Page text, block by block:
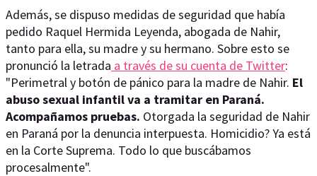
Además, se dispuso medidas de seguridad que había
pedido Raquel Hermida Leyenda, abogada de Nahir,
tanto para ella, su madre y su hermano. Sobre esto se
pronunció la letrada a través de su cuenta de Twitter:
"Perimetral y botón de pánico para la madre de Nahir. El
abuso sexual infantil va a tramitar en Paraná.
Acompañamos pruebas. Otorgada la seguridad de Nahir
en Paraná por la denuncia interpuesta. Homicidio? Ya está
en la Corte Suprema. Todo lo que buscábamos
procesalmente".